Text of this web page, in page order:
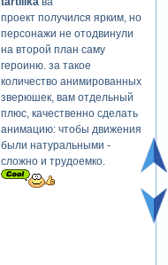
проект получился ярким, но
персонажи не отодвинули
на второй план саму
героиню. за такое
количество анимированных
зверюшек, вам отдельный
плюс, качественно сделать
анимацию: чтобы движения
были натуральными -
сложно и трудоемко.